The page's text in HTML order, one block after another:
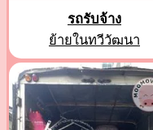
รถรับจ้าง
ย้ายในทวีวัฒนา